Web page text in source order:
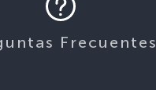
Frecuentes